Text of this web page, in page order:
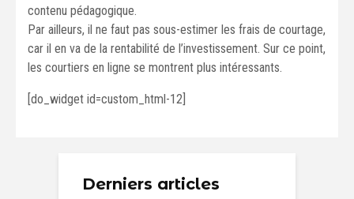
contenu pédagogique.
Par ailleurs, il ne faut pas sous-estimer les frais de courtage,
car il en va de la rentabilité de l’investissement. Sur ce point,
les courtiers en ligne se montrent plus intéressants.
[do_widget id=custom_html-12]
Derniers articles